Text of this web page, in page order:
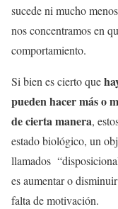
sucede ni mucho
nos concentramos en
comportamiento.
Si bien es cierto que
pueden hacer más o
de cierta manera,
estado biológico, un
llamados
es aumentar o
falta de motivación.